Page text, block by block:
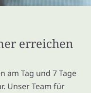
erreichen
am Tag und 7 Tage
Unser Team für